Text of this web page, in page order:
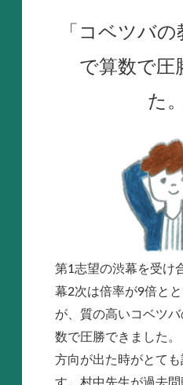
「コベツバ
で算数で圧
た。
第1志望の渋幕を受け
幕2次は倍率が9倍と
が、質の高いコベツ
数で圧勝できました
方向が出た時がとて
す。村中先生が過去